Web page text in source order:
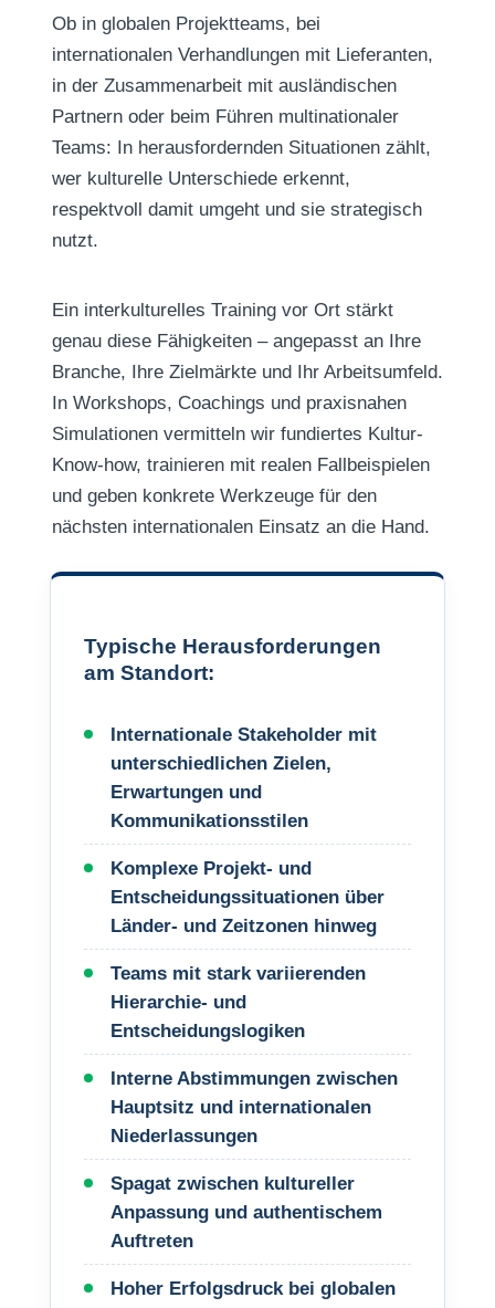
Ob in globalen Projektteams, bei
internationalen Verhandlungen mit Lieferanten,
in der Zusammenarbeit mit ausländischen
Partnern oder beim Führen multinationaler
Teams: In herausfordernden Situationen zählt,
wer kulturelle Unterschiede erkennt,
respektvoll damit umgeht und sie strategisch
nutzt.
Ein interkulturelles Training vor Ort stärkt
genau diese Fähigkeiten – angepasst an Ihre
Branche, Ihre Zielmärkte und Ihr Arbeitsumfeld.
In Workshops, Coachings und praxisnahen
Simulationen vermitteln wir fundiertes Kultur-
Know-how, trainieren mit realen Fallbeispielen
und geben konkrete Werkzeuge für den
nächsten internationalen Einsatz an die Hand.
Typische Herausforderungen
am Standort:
Internationale Stakeholder mit
unterschiedlichen Zielen,
Erwartungen und
Kommunikationsstilen
Komplexe Projekt- und
Entscheidungssituationen über
Länder- und Zeitzonen hinweg
Teams mit stark variierenden
Hierarchie- und
Entscheidungslogiken
Interne Abstimmungen zwischen
Hauptsitz und internationalen
Niederlassungen
Spagat zwischen kultureller
Anpassung und authentischem
Auftreten
Hoher Erfolgsdruck bei globalen